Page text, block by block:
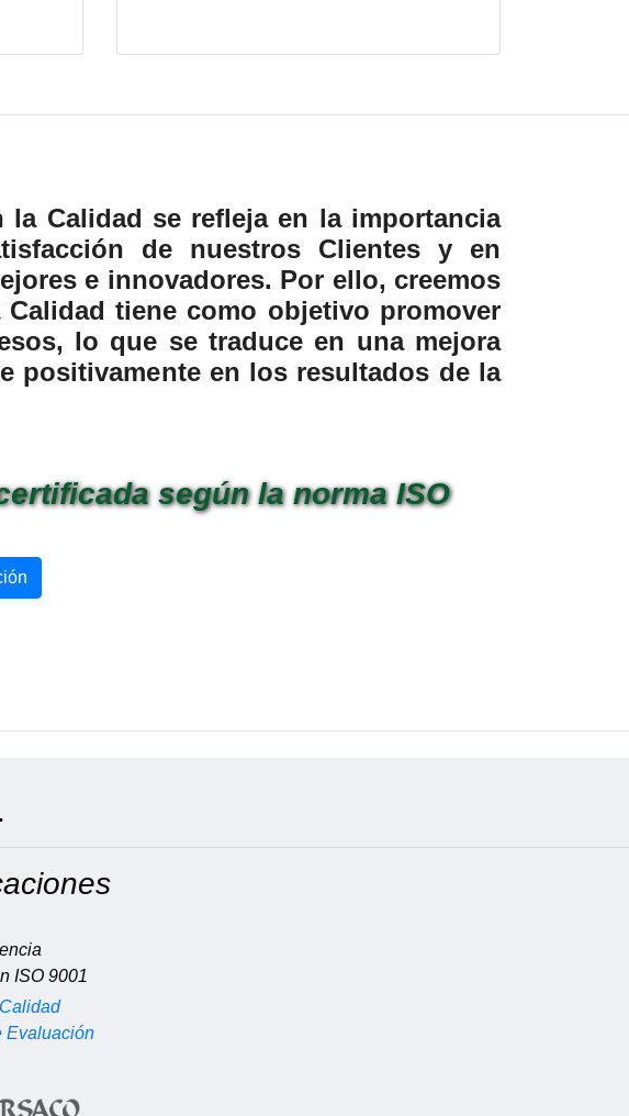
Calidad se refleja en la importancia
de nuestros Clientes y en
e innovadores. Por ello, creemos
tiene como objetivo promover
lo que se traduce en una mejora
positivamente en los resultados de la
según la norma ISO
ISO 9001
Evaluación